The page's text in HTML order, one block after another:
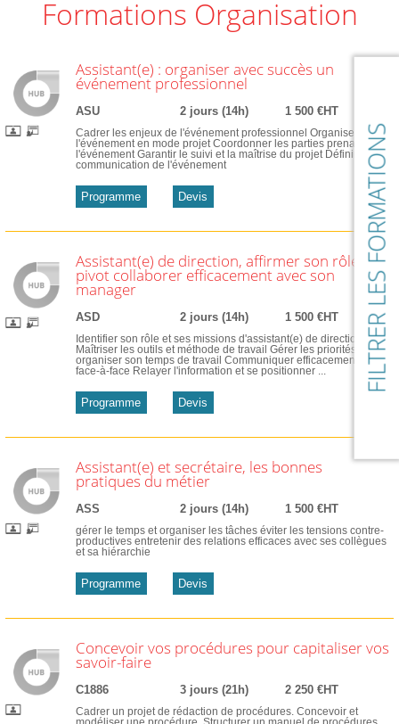
Formations Organisation
FILTRER LES FORMATIONS
Assistant(e) : organiser avec succès un
événement professionnel
ASU 2 jours (14h) 1 500 €HT
Cadrer les enjeux de l'événement professionnel Organiser
l'événement en mode projet Coordonner les parties prenantes à
l'événement Garantir le suivi et la maîtrise du projet Définir la
communication de l'événement
Programme Devis
Assistant(e) de direction, affirmer son rôle
pivot collaborer efficacement avec son
manager
ASD 2 jours (14h) 1 500 €HT
Identifier son rôle et ses missions d'assistant(e) de direction
Maîtriser les outils et méthode de travail Gérer les priorités et
organiser son temps de travail Communiquer efficacement en
face-à-face Relayer l'information et se positionner ...
Programme Devis
Assistant(e) et secrétaire, les bonnes
pratiques du métier
ASS 2 jours (14h) 1 500 €HT
gérer le temps et organiser les tâches éviter les tensions contre-
productives entretenir des relations efficaces avec ses collègues
et sa hiérarchie
Programme Devis
Concevoir vos procédures pour capitaliser vos
savoir-faire
C1886 3 jours (21h) 2 250 €HT
Cadrer un projet de rédaction de procédures. Concevoir et
modéliser une procédure. Structurer un manuel de procédures.